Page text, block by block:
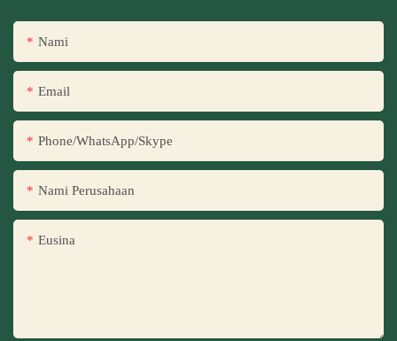
Nami
Email
Phone/WhatsApp/Skype
Nami Perusahaan
Eusina